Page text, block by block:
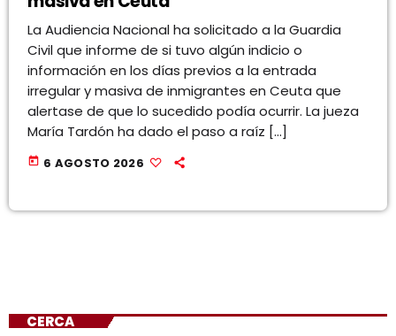
La Audiencia Nacional ha solicitado a la Guardia
Civil que informe de si tuvo algún indicio o
información en los días previos a la entrada
irregular y masiva de inmigrantes en Ceuta que
alertase de que lo sucedido podía ocurrir. La jueza
María Tardón ha dado el paso a raíz […]
today 6 AGOSTO 2026
CERCA